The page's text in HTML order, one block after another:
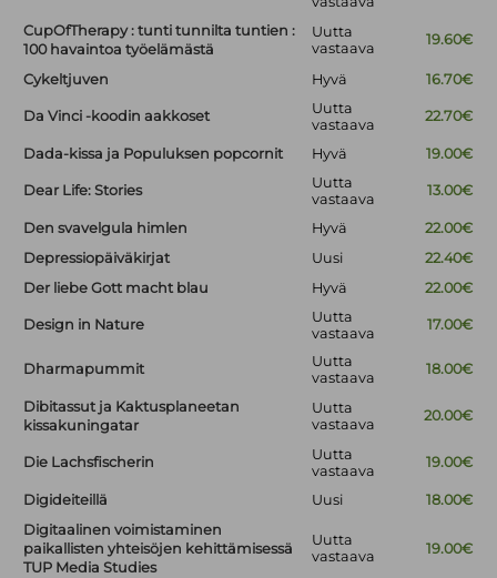
CupOfTherapy : tunti tunnilta tuntien :
100 havaintoa työelämästä
Uutta
vastaava
19.60€
Cykeltjuven Hyvä 16.70€
Da Vinci -koodin aakkoset
Uutta
vastaava
22.70€
Dada-kissa ja Populuksen popcornit Hyvä 19.00€
Dear Life: Stories
Uutta
vastaava
13.00€
Den svavelgula himlen Hyvä
22.00€
Depressiopäiväkirjat
Uusi
22.40€
Der liebe Gott macht blau
Hyvä 22.00€
Design in Nature
Uutta
vastaava
17.00€
Dharmapummit
Uutta
vastaava
18.00€
Dibitassut ja Kaktusplaneetan
kissakuningatar
Uutta
vastaava
20.00€
Die Lachsfischerin
Uutta
vastaava
19.00€
Digideiteillä Uusi
18.00€
Digitaalinen voimistaminen
paikallisten yhteisöjen kehittämisessä
TUP Media Studies
Uutta
vastaava
19.00€